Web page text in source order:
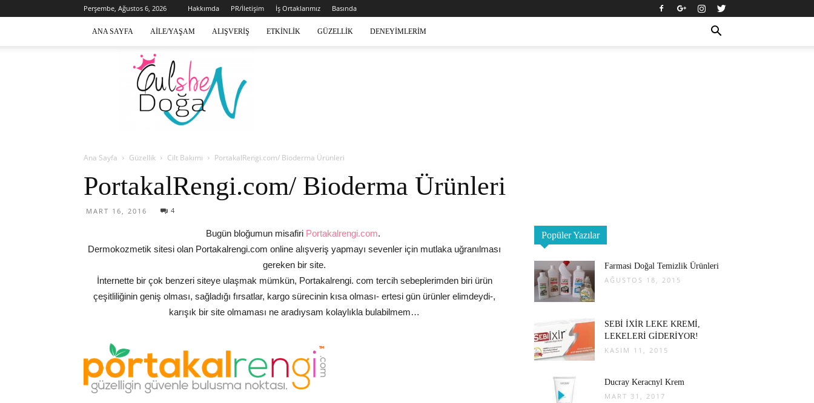
Perşembe, Ağustos 6, 2026 Hakkımda PR/İletişim İş Ortaklarımız Basında
ANA SAYFA AILE/YAŞAM ALIŞVERIŞ ETKINLIK GÜZELLIK DENEYIMLERIM
Gülsen
Doğan
Ana Sayfa Güzellik Cilt Bakımı PortakalRengi.com/ Bioderma Ürünleri
PortakalRengi.com/ Bioderma Ürünleri
MART 16, 2016 4
Bugün bloğumun misafiri Portakalrengi.com.
Dermokozmetik sitesi olan Portakalrengi.com online alışveriş yapmayı sevenler için mutlaka uğranılması
gereken bir site.
İnternette bir çok benzeri siteye ulaşmak mümkün, Portakalrengi. com tercih sebeplerimden biri ürün
çeşitliliğinin geniş olması, sağladığı fırsatlar, kargo sürecinin kısa olması- ertesi gün ürünler elimdeydi-,
karışık bir site olmaması ne aradıysam kolaylıkla bulabilmem…
Popüler Yazılar
Farmasi Doğal Temizlik Ürünleri
AĞUSTOS 18, 2015
SEBİ İXİR LEKE KREMİ,
LEKELERİ GİDERİYOR!
KASIM 11, 2015
Ducray Keracnyl Krem
MART 31, 2017